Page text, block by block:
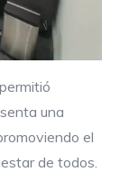
una
el
de todos.